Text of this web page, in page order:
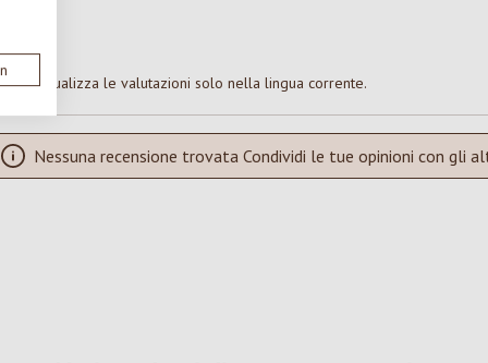
Visualizza le valutazioni solo nella lingua corrente.
Nessuna recensione trovata Condividi le tue opinioni con gli